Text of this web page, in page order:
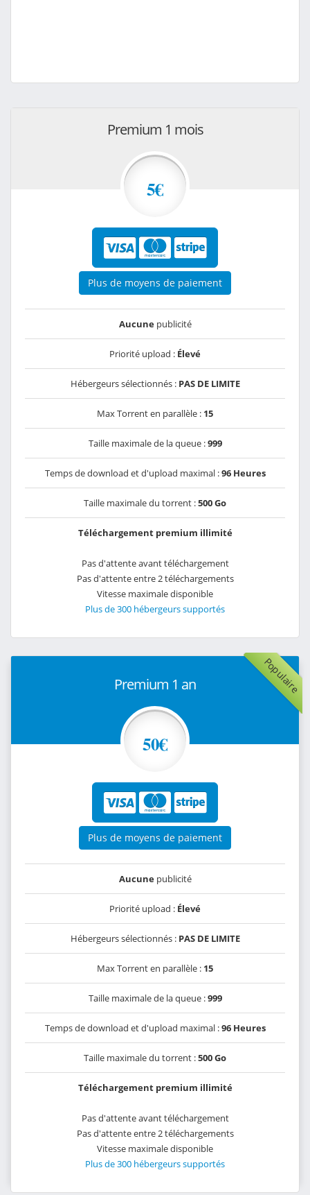
Premium 1 mois
5€
Plus de moyens de paiement
Aucunepublicité
Priorité upload : Élevé
Hébergeurs sélectionnés : PAS DE LIMITE
Max Torrent en parallèle : 15
Taille maximale de la queue :999
Temps de download et d'upload maximal :96 Heures
Taille maximale du torrent :500 Go
Téléchargement premium illimité
Pas d'attente avant téléchargement
Pas d'attente entre 2 téléchargements
Vitesse maximale disponible
Plus de 300 hébergeurs supportés
Populaire
Premium 1 an
50€
Plus de moyens de paiement
Aucunepublicité
Priorité upload : Élevé
Hébergeurs sélectionnés : PAS DE LIMITE
Max Torrent en parallèle : 15
Taille maximale de la queue :999
Temps de download et d'upload maximal :96 Heures
Taille maximale du torrent :500 Go
Téléchargement premium illimité
Pas d'attente avant téléchargement
Pas d'attente entre 2 téléchargements
Vitesse maximale disponible
Plus de 300 hébergeurs supportés